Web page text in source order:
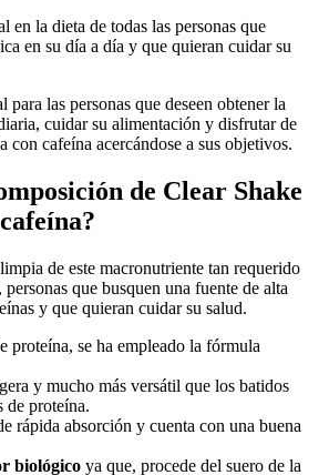
en la dieta de todas las personas que
en su día a día y que quieran cuidar su
para las personas que deseen obtener la
cuidar su alimentación y disfrutar de
con cafeína acercándose a sus objetivos.
de Clear Shake
de este macronutriente tan requerido
que busquen una fuente de alta
y que quieran cuidar su salud.
proteína, se ha empleado la fórmula
y mucho más versátil que los batidos
de proteína.
rápida absorción y cuenta con una buena
biológico ya que, procede del suero de la